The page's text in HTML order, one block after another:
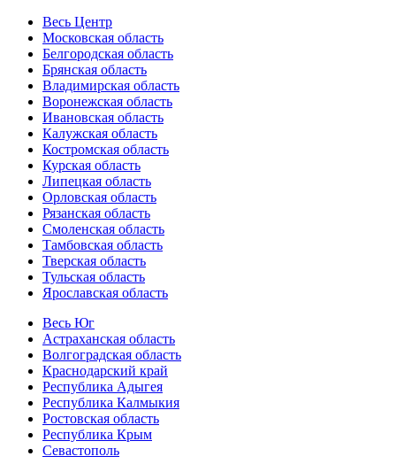
Весь Центр
Московская область
Белгородская область
Брянская область
Владимирская область
Воронежская область
Ивановская область
Калужская область
Костромская область
Курская область
Липецкая область
Орловская область
Рязанская область
Смоленская область
Тамбовская область
Тверская область
Тульская область
Ярославская область
Весь Юг
Астраханская область
Волгоградская область
Краснодарский край
Республика Адыгея
Республика Калмыкия
Ростовская область
Республика Крым
Севастополь